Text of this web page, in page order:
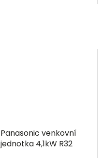
Panasonic venkovní
jednotka 4,1kW R32